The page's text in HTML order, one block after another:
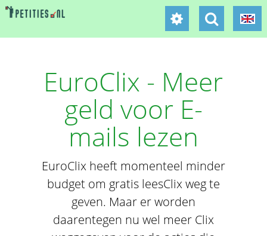
EuroClix - Meer
geld voor E-
mails lezen
EuroClix heeft momenteel minder
budget om gratis leesClix weg te
geven. Maar er worden
daarentegen nu wel meer Clix